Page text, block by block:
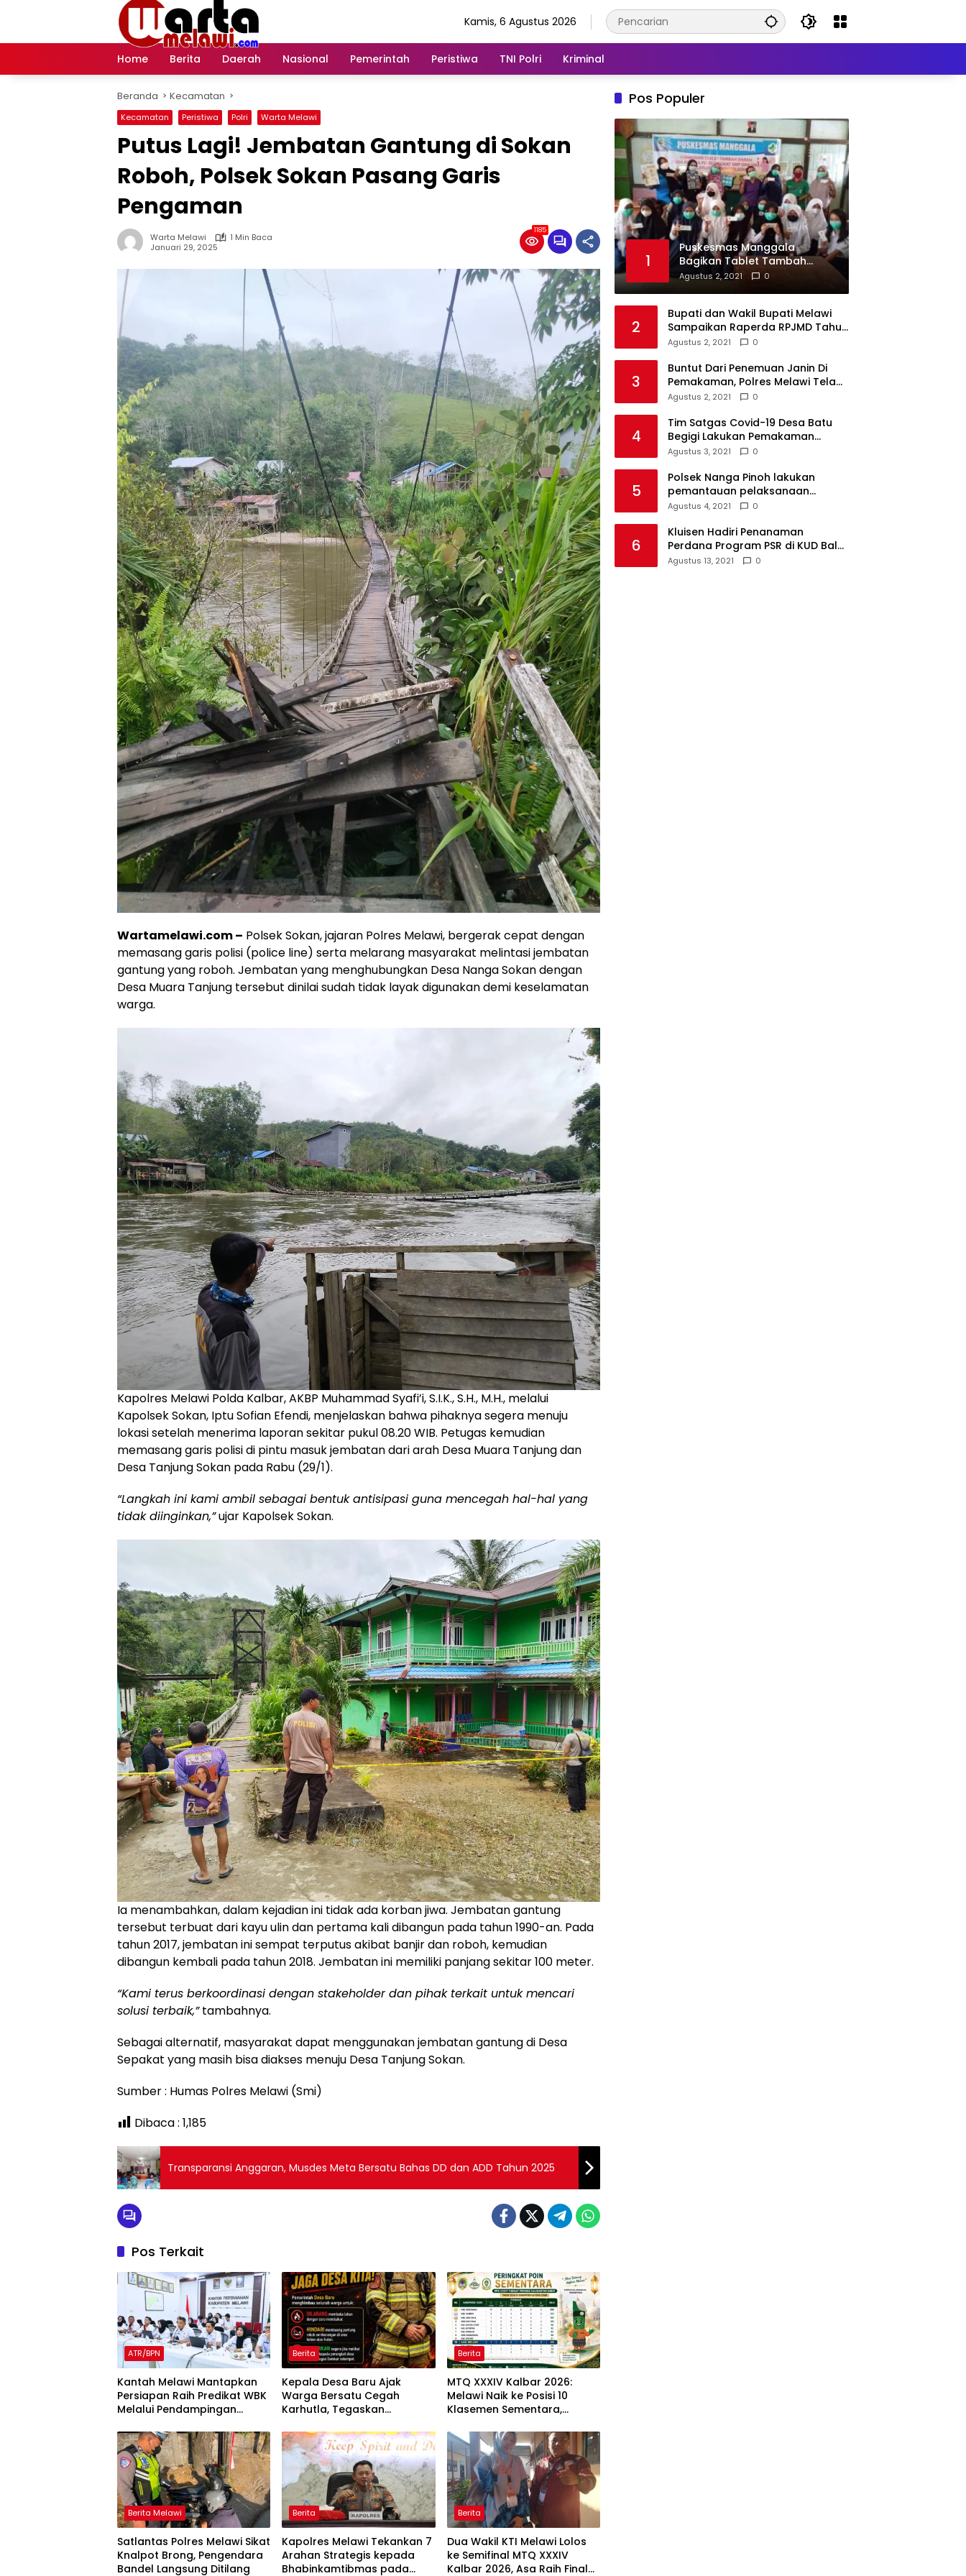
Kamis, 6 Agustus 2026
Home Berita Daerah Nasional Pemerintah Peristiwa TNI Polri Kriminal
Beranda Kecamatan
Kecamatan Peristiwa Polri Warta Melawi
Putus Lagi! Jembatan Gantung di Sokan
Roboh, Polsek Sokan Pasang Garis
Pengaman
Warta Melawi
1 Min Baca
Januari 29, 2025
1185
Wartamelawi.com – Polsek Sokan, jajaran Polres Melawi, bergerak cepat dengan
memasang garis polisi (police line) serta melarang masyarakat melintasi jembatan
gantung yang roboh. Jembatan yang menghubungkan Desa Nanga Sokan dengan
Desa Muara Tanjung tersebut dinilai sudah tidak layak digunakan demi keselamatan
warga.
Kapolres Melawi Polda Kalbar, AKBP Muhammad Syafi’i, S.I.K., S.H., M.H., melalui
Kapolsek Sokan, Iptu Sofian Efendi, menjelaskan bahwa pihaknya segera menuju
lokasi setelah menerima laporan sekitar pukul 08.20 WIB. Petugas kemudian
memasang garis polisi di pintu masuk jembatan dari arah Desa Muara Tanjung dan
Desa Tanjung Sokan pada Rabu (29/1).
“Langkah ini kami ambil sebagai bentuk antisipasi guna mencegah hal-hal yang
tidak diinginkan,”ujar Kapolsek Sokan.
Ia menambahkan, dalam kejadian ini tidak ada korban jiwa. Jembatan gantung
tersebut terbuat dari kayu ulin dan pertama kali dibangun pada tahun 1990-an. Pada
tahun 2017, jembatan ini sempat terputus akibat banjir dan roboh, kemudian
dibangun kembali pada tahun 2018. Jembatan ini memiliki panjang sekitar 100 meter.
“Kami terus berkoordinasi dengan stakeholder dan pihak terkait untuk mencari
solusi terbaik,”tambahnya.
Sebagai alternatif, masyarakat dapat menggunakan jembatan gantung di Desa
Sepakat yang masih bisa diakses menuju Desa Tanjung Sokan.
Sumber : Humas Polres Melawi (Smi)
Dibaca : 1,185
Transparansi Anggaran, Musdes Meta Bersatu Bahas DD dan ADD Tahun 2025
Pos Terkait
ATR/BPN
Kantah Melawi Mantapkan
Persiapan Raih Predikat WBK
Melalui Pendampingan
Lapangan
Berita
Kepala Desa Baru Ajak
Warga Bersatu Cegah
Karhutla, Tegaskan
Berita
MTQ XXXIV Kalbar 2026:
Melawi Naik ke Posisi 10
Klasemen Sementara,
Lebih Baik Berlanjut
Berita Melawi
Satlantas Polres Melawi Sikat
Knalpot Brong, Pengendara
Bandel Langsung Ditilang
Berita
Kapolres Melawi Tekankan 7
Arahan Strategis kepada
Bhabinkamtibmas pada
Berita
Dua Wakil KTI Melawi Lolos
ke Semifinal MTQ XXXIV
Kalbar 2026, Asa Raih Final
Pos Populer
1
Puskesmas Manggala
Bagikan Tablet Tambah
Darah di Beberapa Sekolah
Agustus 2, 2021 0
2
Bupati dan Wakil Bupati Melawi
Sampaikan Raperda RPJMD Tahun
2021-2026 ke DPRD
Agustus 2, 2021 0
3
Buntut Dari Penemuan Janin Di
Pemakaman, Polres Melawi Telah
Tetapkan 4 Tersangka
Agustus 2, 2021 0
4
Tim Satgas Covid-19 Desa Batu
Begigi Lakukan Pemakaman
Pasien Covid-19 Sesuai Prokes
Agustus 3, 2021 0
5
Polsek Nanga Pinoh lakukan
pemantauan pelaksanaan
vaksinasi covid-19 tahap 2
Agustus 4, 2021 0
6
Kluisen Hadiri Penanaman
Perdana Program PSR di KUD Bale
Yotro Beloyan
Agustus 13, 2021 0